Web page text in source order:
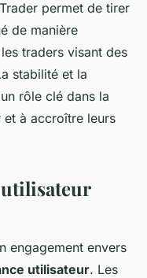
permet de tirer
de manière
traders visant des
stabilité et la
rôle clé dans la
et à accroître leurs
engagement envers
utilisateur. Les